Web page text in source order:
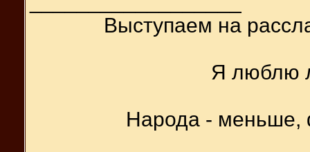
Выступаем на
Я люблю
Народа - меньше,